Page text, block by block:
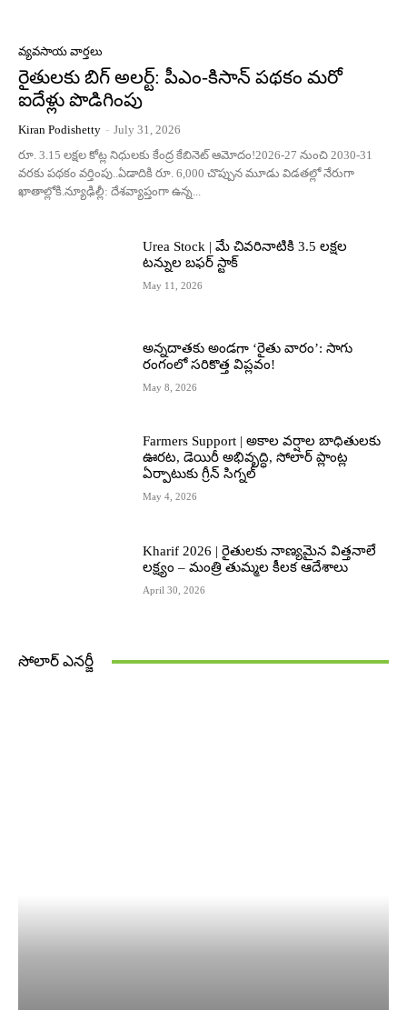
వ్యవసాయ వార్తలు
రైతులకు బిగ్ అలర్ట్: పీఎం-కిసాన్ పథకం మరో
ఐదేళ్లు పొడిగింపు
Kiran Podishetty - July 31, 2026
రూ. 3.15 లక్షల కోట్ల నిధులకు కేంద్ర కేబినెట్ ఆమోదం!2026-27 నుంచి 2030-31
వరకు పథకం వర్తింపు..ఏడాదికి రూ. 6,000 చొప్పున మూడు విడతల్లో నేరుగా
ఖాతాల్లోకి.న్యూఢిల్లీ: దేశవ్యాప్తంగా ఉన్న...
Urea Stock | మే చివరినాటికి 3.5 లక్షల
టన్నుల బఫర్ స్టాక్
May 11, 2026
అన్నదాతకు అండగా ‘రైతు వారం’: సాగు
రంగంలో సరికొత్త విప్లవం!
May 8, 2026
Farmers Support | అకాల వర్షాల బాధితులకు
ఊరట, డెయిరీ అభివృద్ధి, సోలార్ ప్లాంట్ల
ఏర్పాటుకు గ్రీన్‌ సిగ్నల్
May 4, 2026
Kharif 2026 | రైతులకు నాణ్యమైన విత్తనాలే
లక్ష్యం – మంత్రి తుమ్మల కీలక ఆదేశాలు
April 30, 2026
సోలార్ ఎనర్జీ